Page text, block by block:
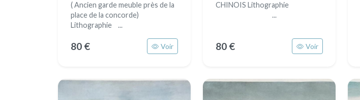
( Ancien garde meuble près de la
place de la concorde)
Lithographie ...
80 € Voir
CHINOIS Lithographie
...
80 € Voir